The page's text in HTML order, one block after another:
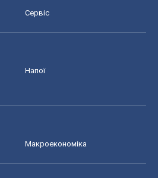
Сервіс
Напої
Макроекономіка